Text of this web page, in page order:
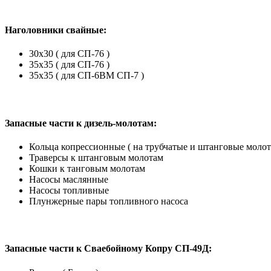
Наголовники свайные:
30х30 ( для СП-76 )
35х35 ( для СП-76 )
35х35 ( для СП-6ВМ СП-7 )
Запасные части к дизель-молотам:
Кольца копрессионные ( на трубчатые и штанговые
Траверсы к штанговым молотам
Кошки к танговым молотам
Насосы маслянные
Насосы топливные
Плунжерные пары топливного насоса
Запасные части к Сваебойному Копру СП-49Д: